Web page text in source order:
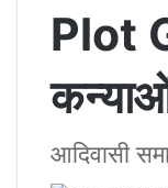
Plot
आदिवासी